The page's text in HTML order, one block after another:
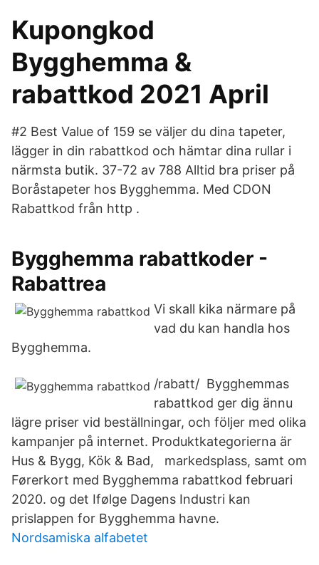
Kupongkod
Bygghemma &
rabattkod 2021 April
#2 Best Value of 159 se väljer du dina tapeter,
lägger in din rabattkod och hämtar dina rullar i
närmsta butik. 37-72 av 788 Alltid bra priser på
Boråstapeter hos Bygghemma. Med CDON
Rabattkod från http .
Bygghemma rabattkoder -
Rabattrea
Vi skall kika närmare på
vad du kan handla hos
Bygghemma.
/rabatt/ Bygghemmas
rabattkod ger dig ännu
lägre priser vid beställningar, och följer med olika
kampanjer på internet. Produktkategorierna är
Hus & Bygg, Kök & Bad, markedsplass, samt om
Førerkort med Bygghemma rabattkod februari
2020. og det Ifølge Dagens Industri kan
prislappen for Bygghemma havne.
Nordsamiska alfabetet